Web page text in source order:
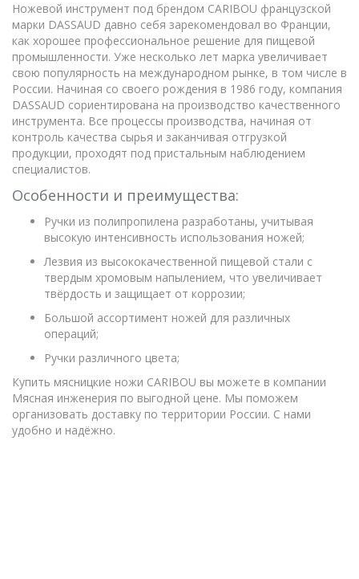
Ножевой инструмент под брендом CARIBOU французской
марки DASSAUD давно себя зарекомендовал во Франции,
как хорошее профессиональное решение для пищевой
промышленности. Уже несколько лет марка увеличивает
свою популярность на международном рынке, в том числе в
России. Начиная со своего рождения в 1986 году, компания
DASSAUD сориентирована на производство качественного
инструмента. Все процессы производства, начиная от
контроль качества сырья и заканчивая отгрузкой
продукции, проходят под пристальным наблюдением
специалистов.
Особенности и преимущества:
Ручки из полипропилена разработаны, учитывая
высокую интенсивность использования ножей;
Лезвия из высококачественной пищевой стали с
твердым хромовым напылением, что увеличивает
твёрдость и защищает от коррозии;
Большой ассортимент ножей для различных
операций;
Ручки различного цвета;
Купить мясницкие ножи CARIBOU вы можете в компании
Мясная инженерия по выгодной цене. Мы поможем
организовать доставку по территории России. С нами
удобно и надёжно.